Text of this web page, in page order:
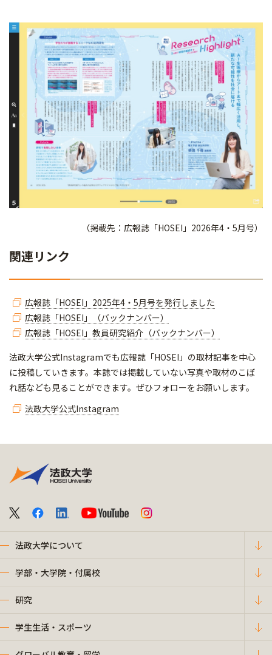
（掲載先：広報誌「HOSEI」2026年4・5月号）
関連リンク
広報誌「HOSEI」2025年4・5月号を発行しました
広報誌「HOSEI」（バックナンバー）
広報誌「HOSEI」教員研究紹介（バックナンバー）
法政大学公式Instagramでも広報誌「HOSEI」の取材記事を中心
に投稿していきます。本誌では掲載していない写真や取材のこぼ
れ話なども見ることができます。ぜひフォローをお願いします。
法政大学公式Instagram
法政大学について
学部・大学院・付属校
研究
学生生活・スポーツ